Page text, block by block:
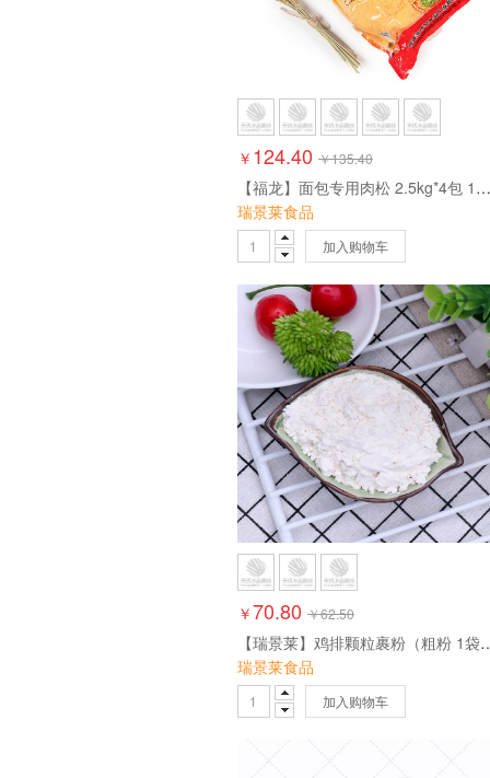
￥ 124.40 ￥135.40
【福龙】面包专用肉松 2.5kg*4包 10kg
瑞景莱食品
加入购物车
￥70.80 ￥62.50
【瑞景莱】鸡排颗
瑞景莱食品
加入购物车